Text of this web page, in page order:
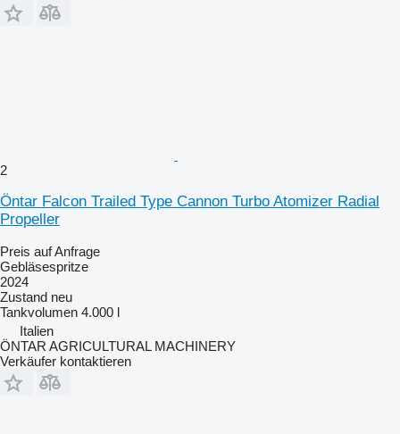
2
Öntar Falcon Trailed Type Cannon Turbo Atomizer Radial
Propeller
Preis auf Anfrage
Gebläsespritze
2024
Zustand neu
Tankvolumen 4.000 l
Italien
ÖNTAR AGRICULTURAL MACHINERY
Verkäufer kontaktieren